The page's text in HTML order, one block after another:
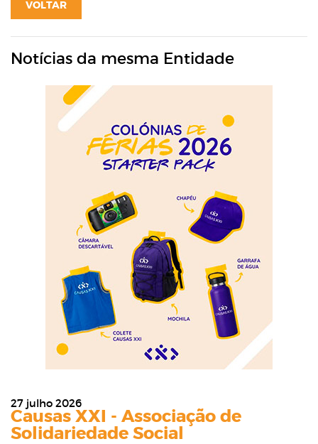
VOLTAR
Notícias da mesma Entidade
27 julho 2026
Causas XXI - Associação de
Solidariedade Social